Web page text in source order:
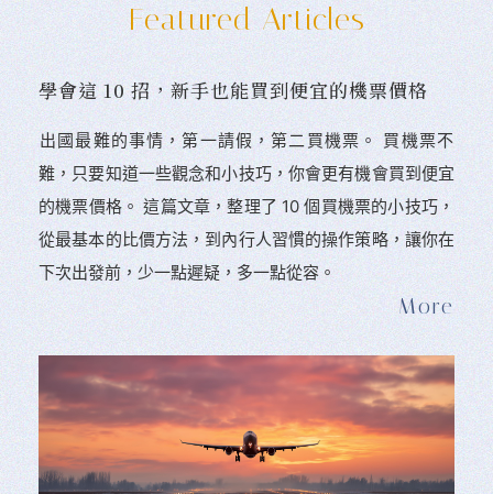
Featured Articles
學會這 10 招，新手也能買到便宜的機票價格
󠀠出國最難的事情，第一請假，第二買機票。 󠀠買機票不
難，只要知道一些觀念和小技巧，你會更有機會買到便宜
的機票價格。 這篇文章，整理了 10 個買機票的小技巧，
從最基本的比價方法，到內行人習慣的操作策略，讓你在
下次出發前，少一點遲疑，多一點從容。